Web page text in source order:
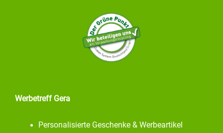
Werbetreff Gera
Personalisierte Geschenke & Werbeartikel